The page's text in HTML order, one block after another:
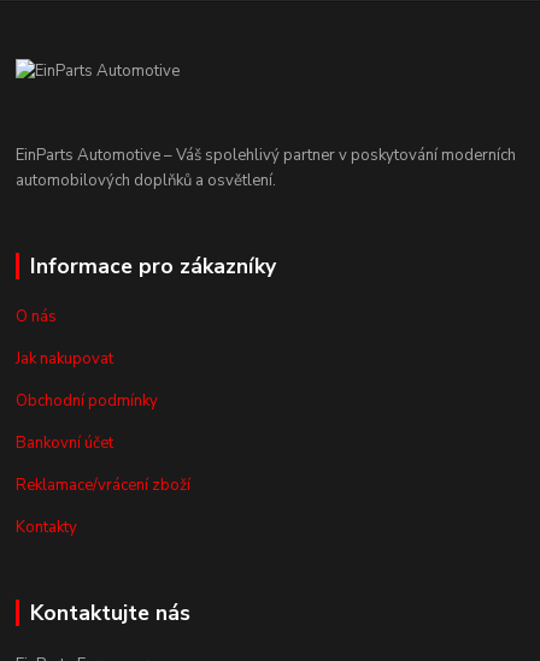
EinParts Automotive – Váš spolehlivý partner v poskytování moderních
automobilových doplňků a osvětlení.
Informace pro zákazníky
O nás
Jak nakupovat
Obchodní podmínky
Bankovní účet
Reklamace/vrácení zboží
Kontakty
Kontaktujte nás